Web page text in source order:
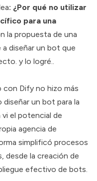
: ¿Por qué no utilizar
para una
la propuesta de una
diseñar un bot que
y lo logré..
con Dify no hizo más
un bot para la
el potencial de
agencia de
simplificó procesos
desde la creación de
efectivo de bots.